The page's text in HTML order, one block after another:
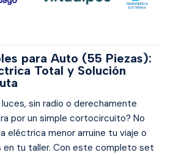
para Auto (55 Piezas):
Total y Solución
sin radio o derechamente
por un simple cortocircuito? No
eléctrica menor arruine tu viaje o
en tu taller. Con este completo set